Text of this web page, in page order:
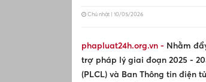
Chủ nhật | 10/05/2026
phapluat24h.org.vn - Nhằm
trợ pháp lý giai đoạn 2025 -
(PLCL) và Ban Thông tin điện